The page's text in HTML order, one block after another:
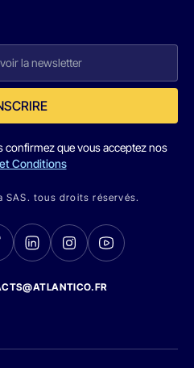
confirmez que vous acceptez nos
Conditions
SAS. tous droits réservés.